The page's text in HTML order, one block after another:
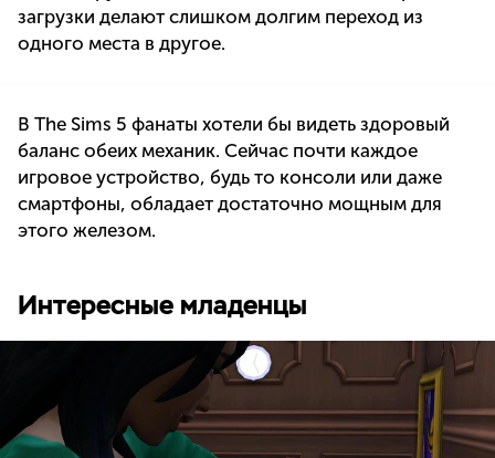
загрузки делают слишком долгим переход из
одного места в другое.
В The Sims 5 фанаты хотели бы видеть здоровый
баланс обеих механик. Сейчас почти каждое
игровое устройство, будь то консоли или даже
смартфоны, обладает достаточно мощным для
этого железом.
Интересные младенцы